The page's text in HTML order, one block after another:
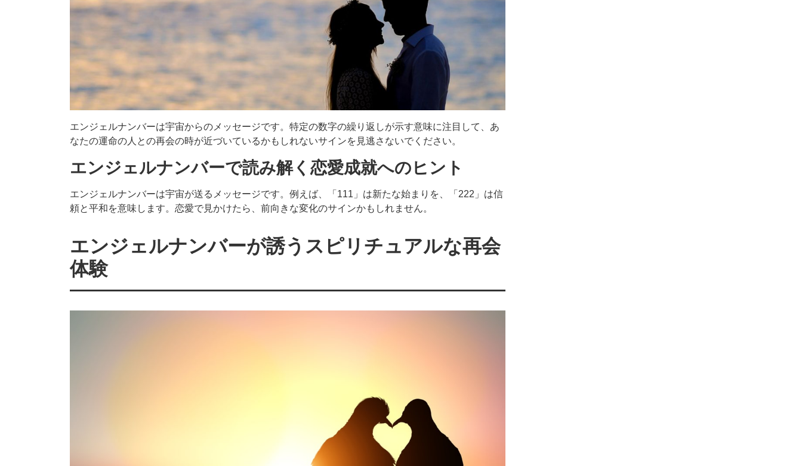
エンジェルナンバーは宇宙からのメッセージです。特定の数字の繰り返しが示す意味に注目して、あ
なたの運命の人との再会の時が近づいているかもしれないサインを見逃さないでください。
エンジェルナンバーで読み解く恋愛成就へのヒント
エンジェルナンバーは宇宙が送るメッセージです。例えば、「111」は新たな始まりを、「222」は信
頼と平和を意味します。恋愛で見かけたら、前向きな変化のサインかもしれません。
エンジェルナンバーが誘うスピリチュアルな再会
体験